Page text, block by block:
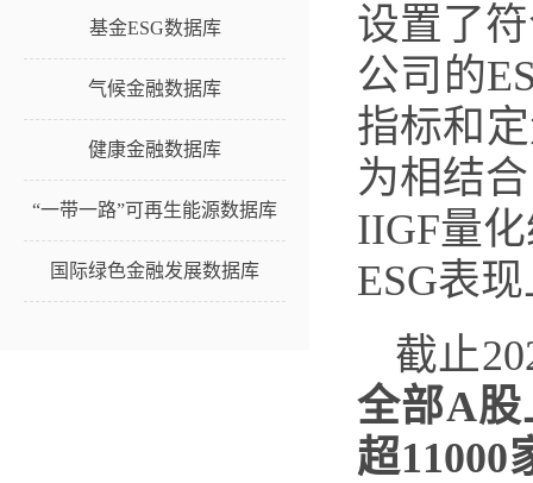
基金ESG数据库
气候金融数据库
健康金融数据库
“一带一路”可再生能源数据库
国际绿色金融发展数据库
设置了
公司的
指标和
为相结
IIGF量
ESG表
截止
全部A股
超11000